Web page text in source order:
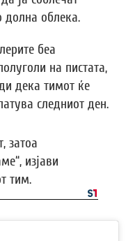
долна облека.
беа
на пистата,
дека тимот ќе
следниот ден.
затоа
изјави
тим.